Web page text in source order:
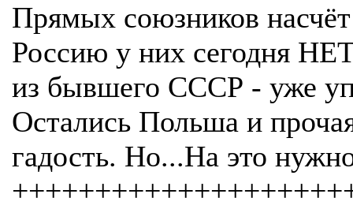
Прямых союзников насчёт
Россию у них сегодня
из бывшего СССР - уже
Остались Польша и
гадость. Но...На это